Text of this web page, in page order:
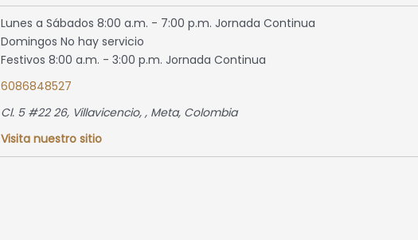
Lunes a Sábados 8:00 a.m. - 7:00 p.m. Jornada Continua
Domingos No hay servicio
Festivos 8:00 a.m. - 3:00 p.m. Jornada Continua
6086848527
Cl. 5 #22 26, Villavicencio, , Meta, Colombia
Visita nuestro sitio